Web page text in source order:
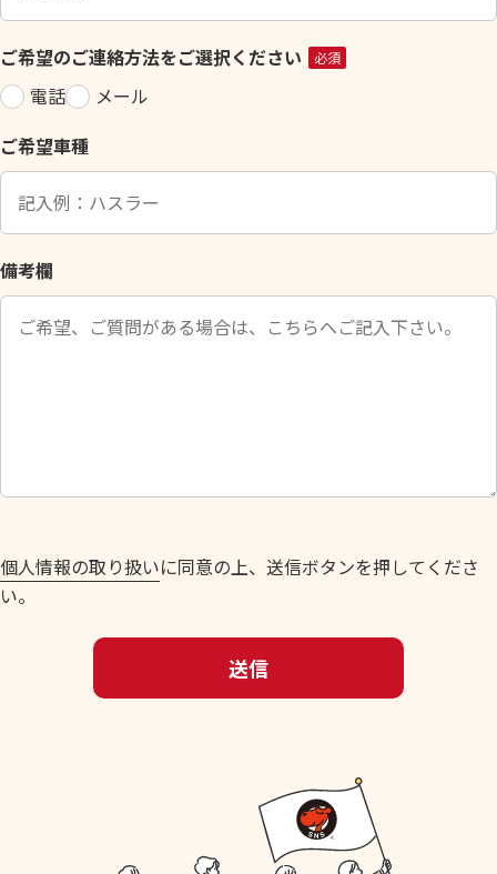
ィ
ー
ル
ド
空
の
ま
に
し
ご希望のご連絡方法をご選択ください 必須
電話
メール
ご希望車種
備考欄
個人情報の取り扱いに同意の上、送信ボタンを押してくださ
い。